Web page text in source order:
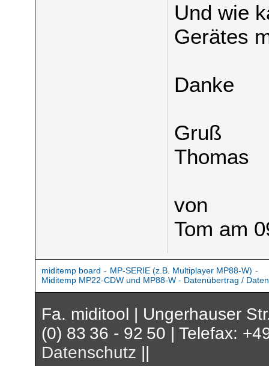
Und wie
Gerätes
Danke
Gruß
Thomas
von
Tom am
miditemp board - MP-SERIE (z.B. Multiplayer MP88-W) -
Miditemp MP22-CDW und MP88-W - Datenübertrag /
Fa. miditool | Ungerhauser
(0) 83 36 - 92 50 | Telefax:
Datenschutz ||